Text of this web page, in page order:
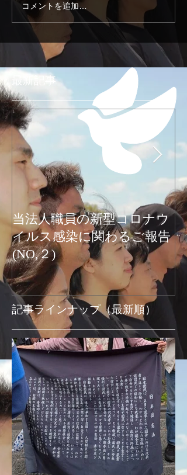
コメントを追加…
最新記事
当法人職員の新型コロナウ
イルス感染に関わるご報告
(NO,２)
記事ラインナップ（最新順）